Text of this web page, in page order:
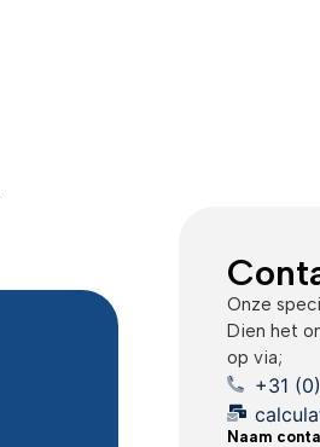
Onze
Dien het
op via;
+31
Naam